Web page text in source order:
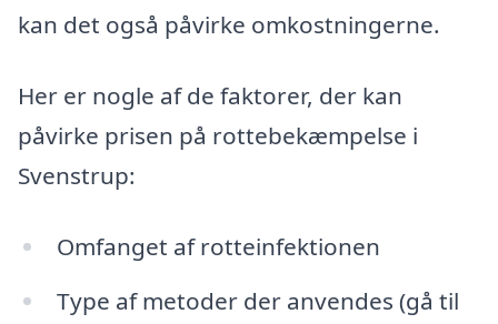
kan det også påvirke omkostningerne.
Her er nogle af de faktorer, der kan
påvirke prisen på rottebekæmpelse i
Svenstrup:
Omfanget af rotteinfektionen
Type af metoder der anvendes (gå til